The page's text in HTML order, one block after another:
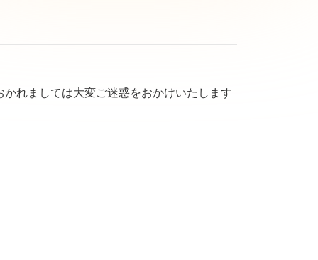
れましては大変ご迷惑をおかけいたします